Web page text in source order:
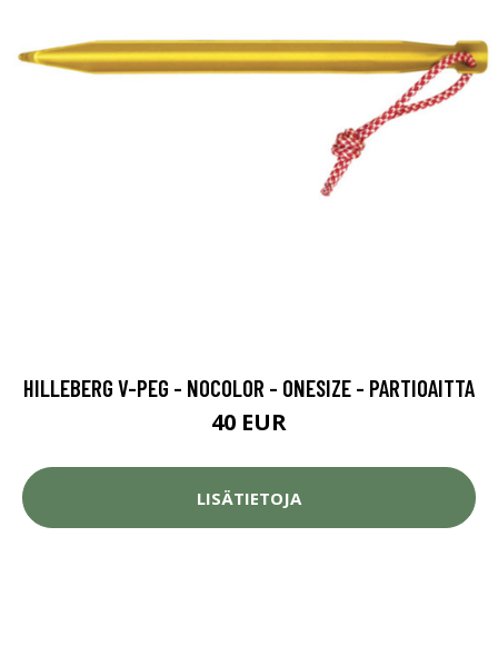
HILLEBERG V-PEG - NOCOLOR - ONESIZE - PARTIOAITTA
40 EUR
LISÄTIETOJA